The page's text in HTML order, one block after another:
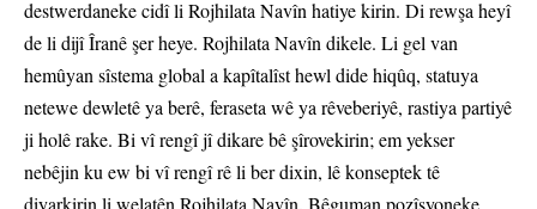
destwerdaneke cidî li Rojhilata Navîn hatiye kirin. Di rewşa heyî
de li dijî Îranê şer heye. Rojhilata Navîn dikele. Li gel van
hemûyan sîstema global a kapîtalîst hewl dide hiqûq, statuya
netewe dewletê ya berê, feraseta wê ya rêveberiyê, rastiya partiyê
ji holê rake. Bi vî rengî jî dikare bê şîrovekirin; em yekser
nebêjin ku ew bi vî rengî rê li ber dixin, lê konseptek tê
diyarkirin li welatên Rojhilata Navîn. Bêguman pozîsyoneke